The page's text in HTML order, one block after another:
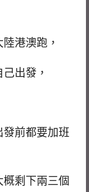
港澳跑，
出發，
前都要加班
剩下兩三個